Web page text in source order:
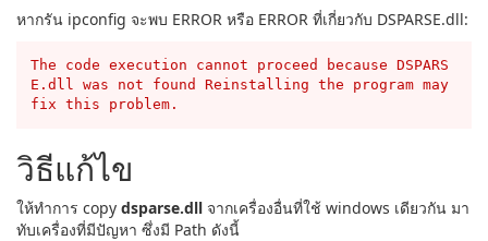
หากรัน ipconfig จะพบ ERROR หรือ ERROR ที่เกี่ยวกับ DSPARSE.dll:
The code execution cannot proceed because DSPARS
E.dll was not found Reinstalling the program may
fix this problem.
วิธีแก้ไข
ให้ทำการ copy dsparse.dll จากเครื่องอื่นที่ใช้ windows เดียวกัน มา
ทับเครื่องที่มีปัญหา ซึ่งมี Path ดังนี้